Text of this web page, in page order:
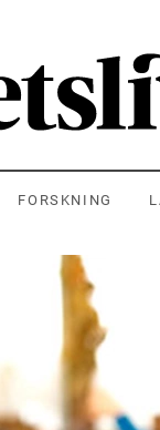
FORSKNING